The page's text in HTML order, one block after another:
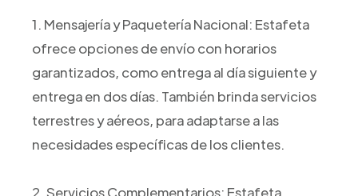
1. Mensajería y Paquetería Nacional: Estafeta
ofrece opciones de envío con horarios
garantizados, como entrega al día siguiente y
entrega en dos días. También brinda servicios
terrestres y aéreos, para adaptarse a las
necesidades específicas de los clientes.
2. Servicios Complementarios: Estafeta